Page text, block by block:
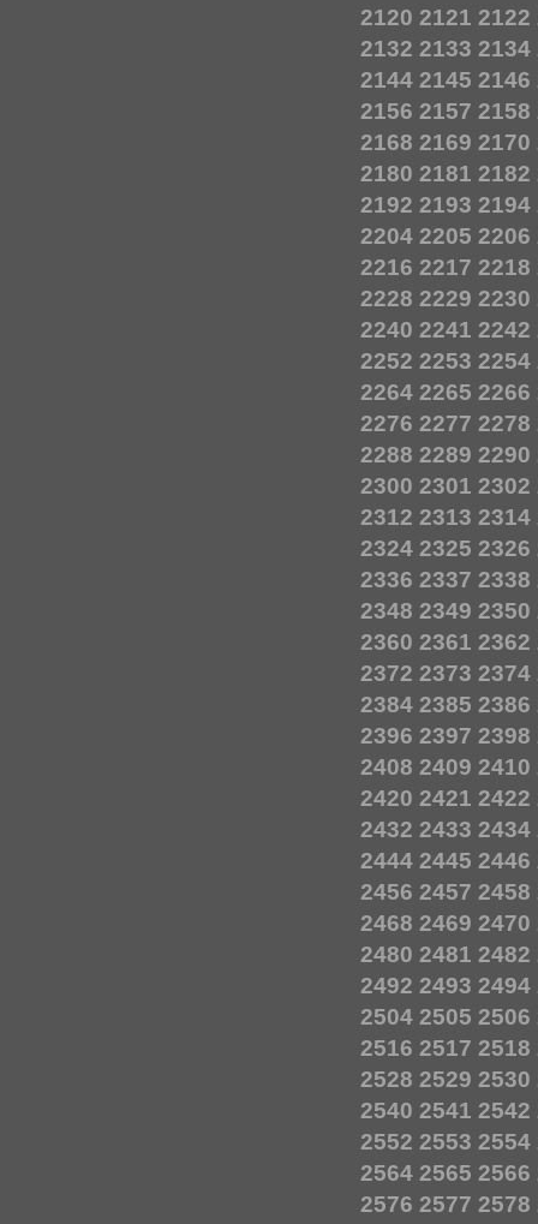
2120 2121 2122
2132 2133 2134
2144 2145 2146
2156 2157 2158
2168 2169 2170
2180 2181 2182
2192 2193 2194
2204 2205 2206
2216 2217 2218
2228 2229 2230
2240 2241 2242
2252 2253 2254
2264 2265 2266
2276 2277 2278
2288 2289 2290
2300 2301 2302
2312 2313 2314
2324 2325 2326
2336 2337 2338
2348 2349 2350
2360 2361 2362
2372 2373 2374
2384 2385 2386
2396 2397 2398
2408 2409 2410
2420 2421 2422
2432 2433 2434
2444 2445 2446
2456 2457 2458
2468 2469 2470
2480 2481 2482
2492 2493 2494
2504 2505 2506
2516 2517 2518
2528 2529 2530
2540 2541 2542
2552 2553 2554
2564 2565 2566
2576 2577 2578